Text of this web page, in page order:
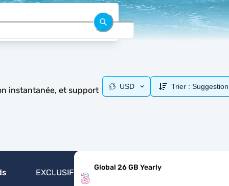
instantanée, et support
USD Trier : Suggestion
EXCLUSIF
Global 26 GB Yearly